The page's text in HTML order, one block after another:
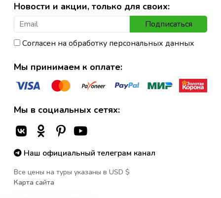
Новости и акции, только для своих:
Подписаться
Согласен на обработку персональных данных
Мы принимаем к оплате:
Мы в социальных сетях:
Наш официальный телеграм канал
Все цены на туры указаны в USD $
Карта сайта